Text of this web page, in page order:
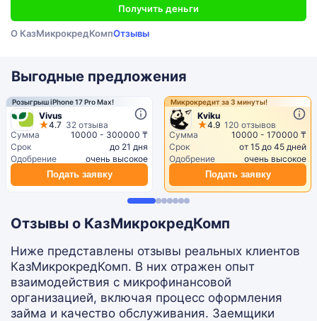
Получить деньги
О КазМикрокредКомпОтзывы
Выгодные предложения
Розыгрыш iPhone 17 Pro Max!
Vivus
4.7 32 отзыва
Сумма
10000 - 300000 ₸
Срок
до 21 дня
Одобрение
очень высокое
Подать заявку
Микрокредит за 3 минуты!
Kviku
4.9 120 отзывов
Сумма
10000 - 170000 ₸
Срок
от 15 до 45 дней
Одобрение
очень высокое
Подать заявку
Отзывы о КазМикрокредКомп
Ниже представлены отзывы реальных клиентов
КазМикрокредКомп. В них отражен опыт
взаимодействия с микрофинансовой
организацией, включая процесс оформления
займа и качество обслуживания. Заемщики